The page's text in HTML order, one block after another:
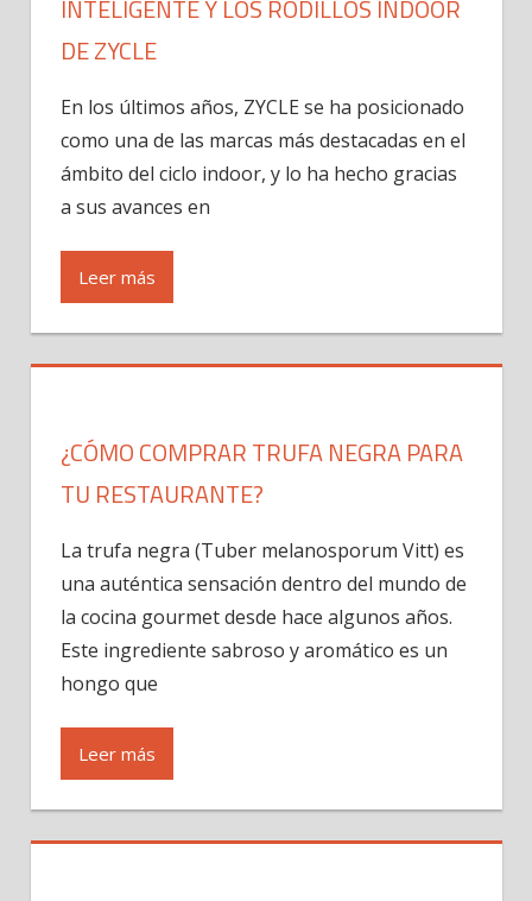
INTELIGENTE Y LOS RODILLOS INDOOR
DE ZYCLE
En los últimos años, ZYCLE se ha posicionado
como una de las marcas más destacadas en el
ámbito del ciclo indoor, y lo ha hecho gracias
a sus avances en
Leer más
¿CÓMO COMPRAR TRUFA NEGRA PARA
TU RESTAURANTE?
La trufa negra (Tuber melanosporum Vitt) es
una auténtica sensación dentro del mundo de
la cocina gourmet desde hace algunos años.
Este ingrediente sabroso y aromático es un
hongo que
Leer más